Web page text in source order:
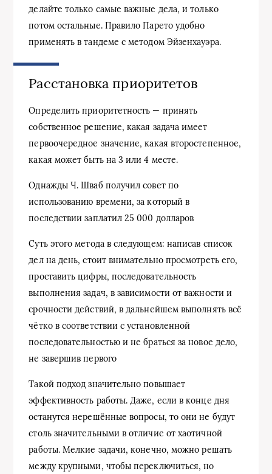
делайте только самые важные дела, и только
потом остальные. Правило Парето удобно
применять в тандеме с методом Эйзенхауэра.
Расстановка приоритетов
Определить приоритетность — принять
собственное решение, какая задача имеет
первоочередное значение, какая второстепенное,
какая может быть на 3 или 4 месте.
Однажды Ч. Шваб получил совет по
использованию времени, за который в
последствии заплатил 25 000 долларов
Суть этого метода в следующем: написав список
дел на день, стоит внимательно просмотреть его,
проставить цифры, последовательность
выполнения задач, в зависимости от важности и
срочности действий, в дальнейшем выполнять всё
чётко в соответствии с установленной
последовательностью и не браться за новое дело,
не завершив первого
Такой подход значительно повышает
эффективность работы. Даже, если в конце дня
останутся нерешённые вопросы, то они не будут
столь значительными в отличие от хаотичной
работы. Мелкие задачи, конечно, можно решать
между крупными, чтобы переключиться, но